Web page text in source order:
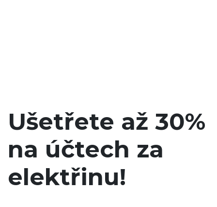
Ušetřete až 30%
na účtech za
elektřinu!